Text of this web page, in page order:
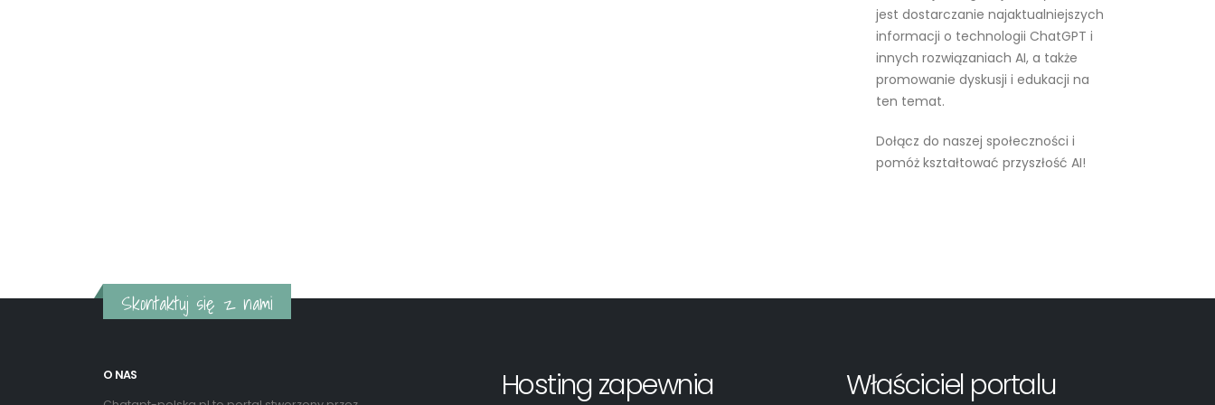
jest dostarczanie najaktualniejszych
informacji o technologii ChatGPT i
innych rozwiązaniach AI, a także
promowanie dyskusji i edukacji na
ten temat.
Dołącz do naszej społeczności i
pomóż kształtować przyszłość AI!
Skontaktuj się z nami
O NAS
Hosting zapewnia Właściciel portalu